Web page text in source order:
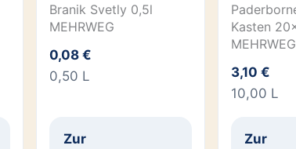
Branik Svetly 0,5l
MEHRWEG
0,08 €
0,50 L
Zur
Kasten
MEHRWEG
3,10 €
10,00 L
Zur